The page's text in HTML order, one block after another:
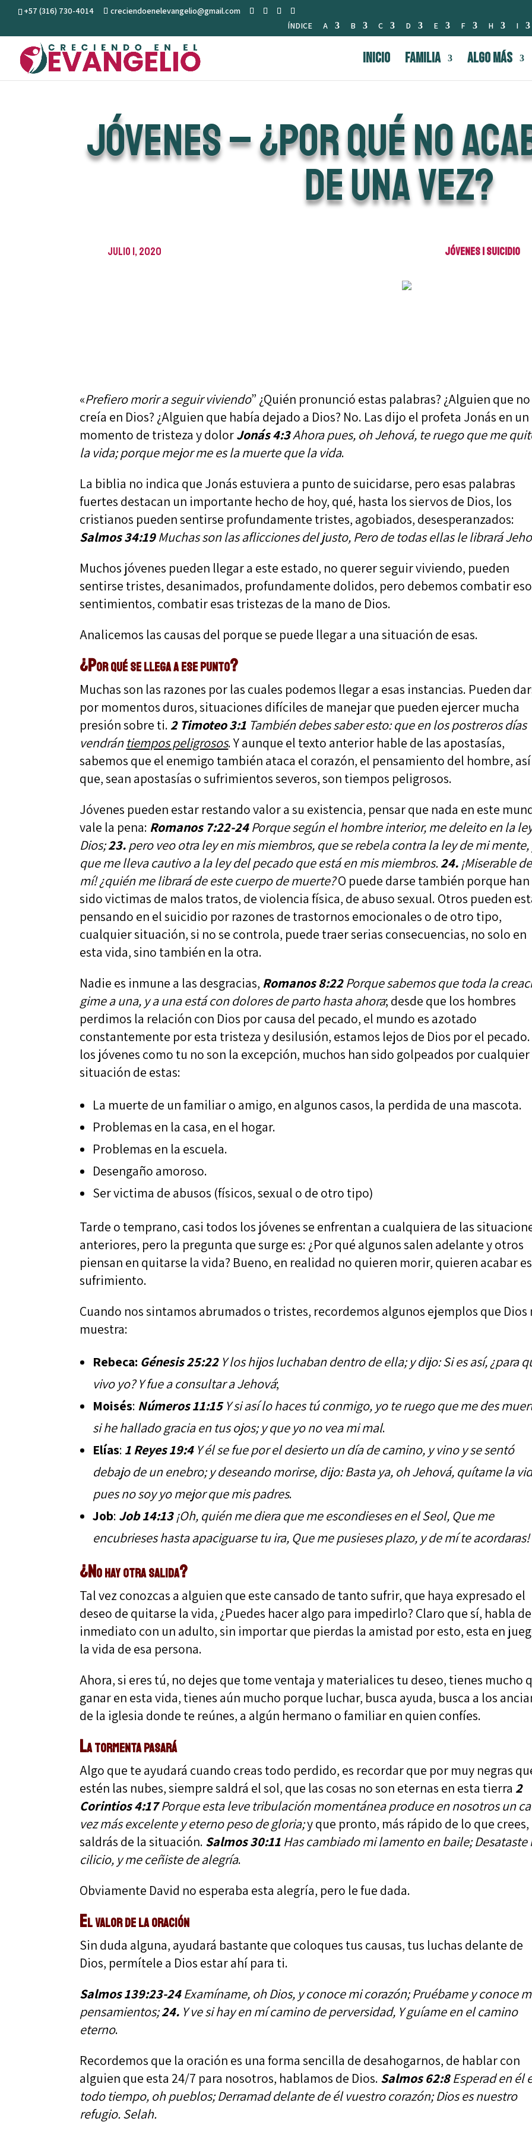
+57 (316) 730-4014
creciendoenelevangelio@gmail.com
ÍNDICE
A B C D E F H I
INICIO FAMILIA Algo Más
JÓVENES – ¿POR QUÉ NO
DE UNA VEZ?
julio 1, 2020 Jóvenes|Suicidio
«Prefiero morir a seguir viviendo” ¿Quién pronunció estas palabras? ¿Alguien que no
creía en Dios? ¿Alguien que había dejado a Dios? No. Las dijo el profeta Jonás en un
momento de tristeza y dolorJonás 4:3Ahora pues, oh Jehová, te ruego que me
la vida; porque mejor me es la muerte que la vida.
La biblia no indica que Jonás estuviera a punto de suicidarse, pero esas palabras
fuertes destacan un importante hecho de hoy, qué, hasta los siervos de Dios, los
cristianos pueden sentirse profundamente tristes, agobiados, desesperanzados:
Salmos 34:19Muchas son las aflicciones del justo, Pero de todas ellas le librará
Muchos jóvenes pueden llegar a este estado, no querer seguir viviendo, pueden
sentirse tristes, desanimados, profundamente dolidos, pero debemos combatir
sentimientos, combatir esas tristezas de la mano de Dios.
Analicemos las causas del porque se puede llegar a una situación de esas.
¿Por qué se llega a ese punto?
Muchas son las razones por las cuales podemos llegar a esas instancias. Pueden
por momentos duros, situaciones difíciles de manejar que pueden ejercer mucha
presión sobre ti. 2 Timoteo 3:1 También debes saber esto: que en los postreros días
vendrántiempos peligrosos. Y aunque el texto anterior hable de las apostasías,
sabemos que el enemigo también ataca el corazón, el pensamiento del hombre, así
que, sean apostasías o sufrimientos severos, son tiempos peligrosos.
Jóvenes pueden estar restando valor a su existencia, pensar que nada en este
vale la pena: Romanos 7:22-24Porque según el hombre interior, me deleito en la
Dios;23. pero veo otra ley en mis miembros, que se rebela contra la ley de mi mente,
que me lleva cautivo a la ley del pecado que está en mis miembros.24. ¡Miserable de
mí! ¿quién me librará de este cuerpo de muerte?O puede darse también porque han
sido victimas de malos tratos, de violencia física, de abuso sexual. Otros pueden
pensando en el suicidio por razones de trastornos emocionales o de otro tipo,
cualquier situación, si no se controla, puede traer serias consecuencias, no solo en
esta vida, sino también en la otra.
Nadie es inmune a las desgracias, Romanos 8:22Porque sabemos que toda la
gime a una, y a una está con dolores de parto hasta ahora; desde que los hombres
perdimos la relación con Dios por causa del pecado, el mundo es azotado
constantemente por esta tristeza y desilusión, estamos lejos de Dios por el pecado.
los jóvenes como tu no son la excepción, muchos han sido golpeados por cualquier
situación de estas:
La muerte de un familiar o amigo, en algunos casos, la perdida de una mascota.
Problemas en la casa, en el hogar.
Problemas en la escuela.
Desengaño amoroso.
Ser victima de abusos (físicos, sexual o de otro tipo)
Tarde o temprano, casi todos los jóvenes se enfrentan a cualquiera de las
anteriores, pero la pregunta que surge es: ¿Por qué algunos salen adelante y otros
piensan en quitarse la vida? Bueno, en realidad no quieren morir, quieren acabar
sufrimiento.
Cuando nos sintamos abrumados o tristes, recordemos algunos ejemplos que Dios
muestra:
Rebeca: Génesis 25:22Y los hijos luchaban dentro de ella; y dijo: Si es así, ¿para
vivo yo? Y fue a consultar a Jehová;
Moisés: Números 11:15Y si así lo haces tú conmigo, yo te ruego que me des
si he hallado gracia en tus ojos; y que yo no vea mi mal.
Elías: 1 Reyes 19:4Y él se fue por el desierto un día de camino, y vino y se sentó
debajo de un enebro; y deseando morirse, dijo: Basta ya, oh Jehová, quítame la
pues no soy yo mejor que mis padres.
Job: Job 14:13¡Oh, quién me diera que me escondieses en el Seol, Que me
encubrieses hasta apaciguarse tu ira, Que me pusieses plazo, y de mí te acordaras!
¿No hay otra salida?
Tal vez conozcas a alguien que este cansado de tanto sufrir, que haya expresado el
deseo de quitarse la vida, ¿Puedes hacer algo para impedirlo? Claro que sí, habla de
inmediato con un adulto, sin importar que pierdas la amistad por esto, esta en
la vida de esa persona.
Ahora, si eres tú, no dejes que tome ventaja y materialices tu deseo, tienes mucho
ganar en esta vida, tienes aún mucho porque luchar, busca ayuda, busca a los
de la iglesia donde te reúnes, a algún hermano o familiar en quien confíes.
La tormenta pasará
Algo que te ayudará cuando creas todo perdido, es recordar que por muy negras
estén las nubes, siempre saldrá el sol, que las cosas no son eternas en esta tierra 2
Corintios 4:17Porque esta leve tribulación momentánea produce en nosotros un
vez más excelente y eterno peso de gloria;y que pronto, más rápido de lo que crees,
saldrás de la situación. Salmos 30:11 Has cambiado mi lamento en baile; Desataste
cilicio, y me ceñiste de alegría.
Obviamente David no esperaba esta alegría, pero le fue dada.
El valor de la oración
Sin duda alguna, ayudará bastante que coloques tus causas, tus luchas delante de
Dios, permítele a Dios estar ahí para ti.
Salmos 139:23-24Examíname, oh Dios, y conoce mi corazón; Pruébame y conoce
pensamientos;24. Y ve si hay en mí camino de perversidad, Y guíame en el camino
eterno.
Recordemos que la oración es una forma sencilla de desahogarnos, de hablar con
alguien que esta 24/7 para nosotros, hablamos de Dios. Salmos 62:8Esperad en él
todo tiempo, oh pueblos; Derramad delante de él vuestro corazón; Dios es nuestro
refugio. Selah.